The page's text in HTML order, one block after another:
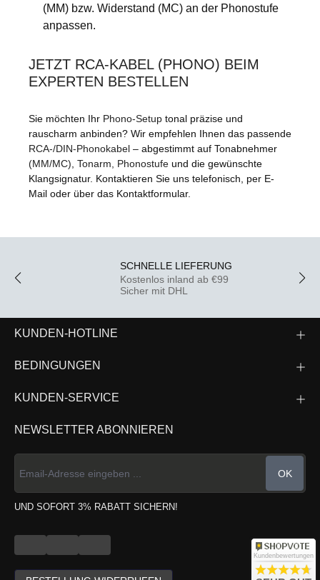
(MM) bzw. Widerstand (MC) an der Phonostufe
anpassen.
JETZT RCA-KABEL (PHONO) BEIM
EXPERTEN BESTELLEN
Sie möchten Ihr Phono-Setup tonal präzise und
rauscharm anbinden? Wir empfehlen Ihnen das passende
RCA-/DIN-Phonokabel – abgestimmt auf Tonabnehmer
(MM/MC) Tonarm Phonostufe und die gewünschte
Klangsignatur. Kontaktieren Sie uns telefonisch, per E-
Mail oder über das Kontaktformular.
SCHNELLE LIEFERUNG
Kostenlos inland ab €99
Sicher mit DHL
KUNDEN-HOTLINE
BEDINGUNGEN
KUNDEN-SERVICE
NEWSLETTER ABONNIEREN
OK
UND SOFORT 3% RABATT SICHERN!
Kundenbewertungen